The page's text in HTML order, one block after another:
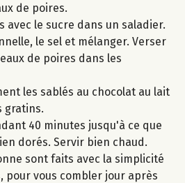
de poires.
le sucre dans un saladier.
le sel et mélanger. Verser
de poires dans les
les sablés au chocolat au lait
gratins.
40 minutes jusqu'à ce que
dorés. Servir bien chaud.
sont faits avec la simplicité
pour vous combler jour après